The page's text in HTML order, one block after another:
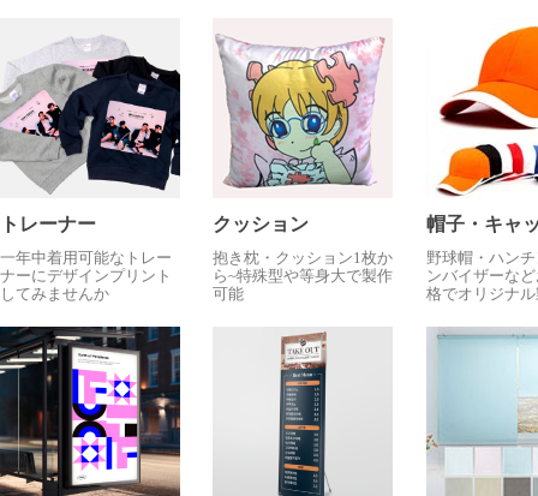
トレーナー
一年中着用可能なトレー
ナーにデザインプリント
してみませんか
クッション
抱き枕・クッション1枚か
ら~特殊型や等身大で製作
可能
帽子・キャ
野球帽・ハン
ンバイザーな
格でオリジナ